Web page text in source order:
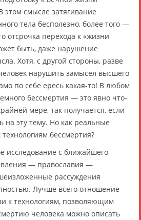
этом смысле затягивание
тела бесполезно, более того —
отсрочка перехода к «жизни
быть, даже нарушение
Хотя, с другой стороны, разве
нарушить замысел высшего
по себе ересь какая-то! В любом
бессмертия — это явно что-
мере, так получается, если
на эту тему. Но как реальные
бессмертия?
исследование с ближайшего
— православия —
рассуждения
Лучше всего отношение
к технологиям, позволяющим
человека можно описать